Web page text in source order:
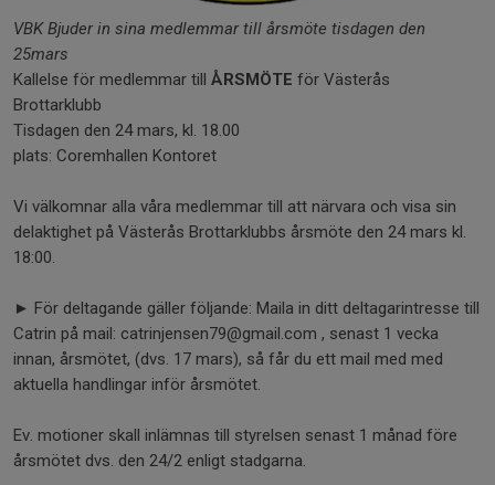
VBK Bjuder in sina medlemmar till årsmöte tisdagen den
25mars
Kallelse för medlemmar till ÅRSMÖTE för Västerås
Brottarklubb
Tisdagen den 24 mars, kl. 18.00
plats: Coremhallen Kontoret
Vi välkomnar alla våra medlemmar till att närvara och visa sin
delaktighet på Västerås Brottarklubbs årsmöte den 24 mars kl.
18:00.
► För deltagande gäller följande: Maila in ditt deltagarintresse till
Catrin på mail: catrinjensen79@gmail.com , senast 1 vecka
innan, årsmötet, (dvs. 17 mars), så får du ett mail med med
aktuella handlingar inför årsmötet.
Ev. motioner skall inlämnas till styrelsen senast 1 månad före
årsmötet dvs. den 24/2 enligt stadgarna.